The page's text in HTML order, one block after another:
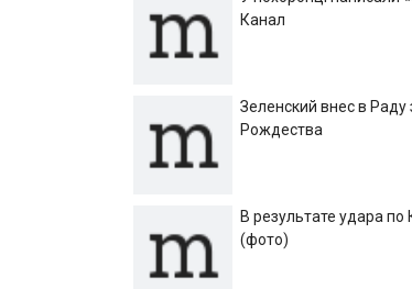
Канал
Зеленский внес в
Рождества
В результате удара
(фото)